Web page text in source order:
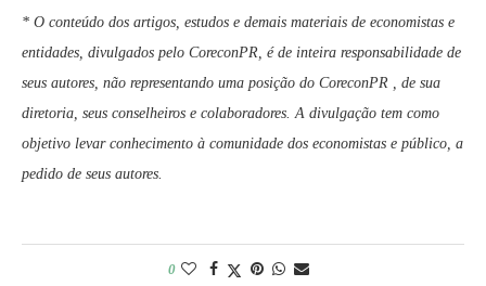
* O conteúdo dos artigos, estudos e demais materiais de economistas e
entidades, divulgados pelo CoreconPR, é de inteira responsabilidade de
seus autores, não representando uma posição do CoreconPR , de sua
diretoria, seus conselheiros e colaboradores. A divulgação tem como
objetivo levar conhecimento à comunidade dos economistas e público, a
pedido de seus autores.
0